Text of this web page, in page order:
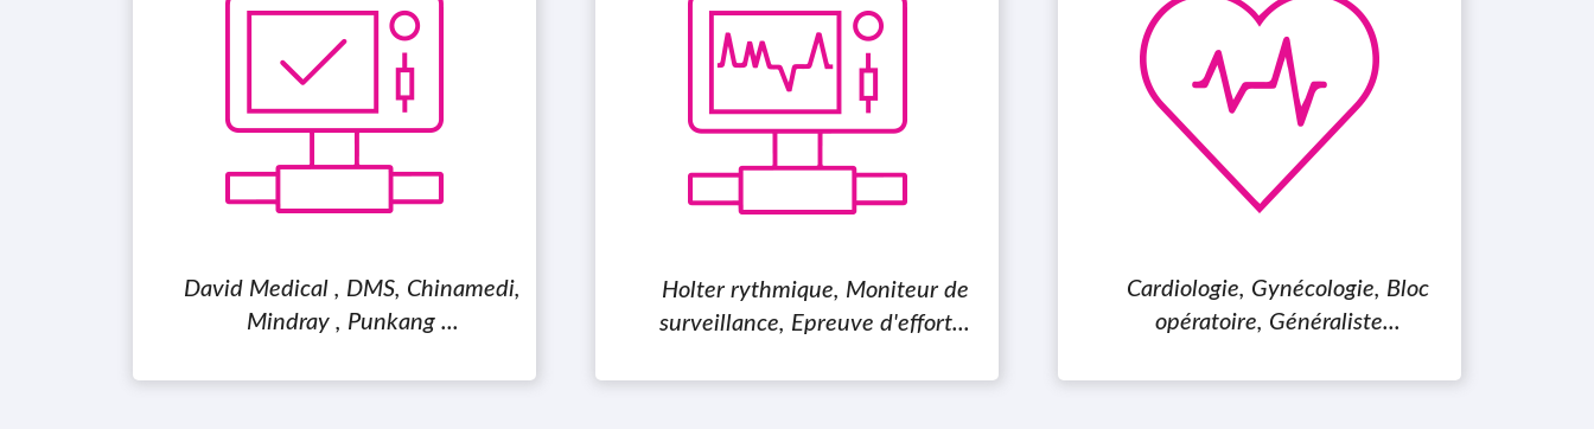
David Medical , DMS, Chinamedi,
Mindray , Punkang ...
Holter rythmique, Moniteur de
surveillance, Epreuve d'effort...
Cardiologie, Gynécologie, Bloc
opératoire, Généraliste...